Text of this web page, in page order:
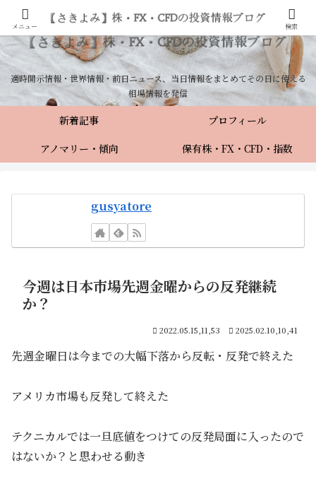
適時開示情報・世界情報・前日ニュース、当日情報をまとめてその日に使える
相場情報を発信
新着記事
プロフィール
アノマリー・傾向
保有株・FX・CFD・指数
gusyatore
今週は日本市場先週金曜からの反発継続
か？
2022.05.15,11,53 2025.02.10,10,41
先週金曜日は今までの大幅下落から反転・反発で終えた
アメリカ市場も反発して終えた
テクニカルでは一旦底値をつけての反発局面に入ったので
はないか？と思わせる動き
メニュー 検索